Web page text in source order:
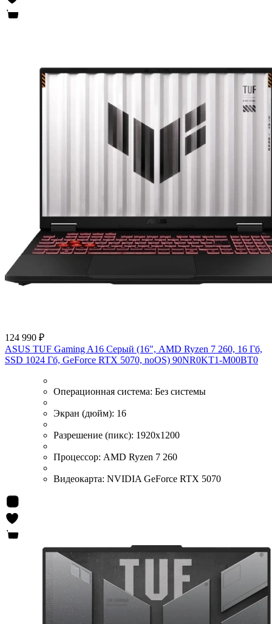
124 990 ₽
ASUS TUF Gaming A16 Серый (16", AMD Ryzen 7 260, 16 Гб,
SSD 1024 Гб, GeForce RTX 5070, noOS) 90NR0KT1-M00BT0
Операционная система: Без системы
Экран (дюйм): 16
Разрешение (пикс): 1920x1200
Процессор: AMD Ryzen 7 260
Видеокарта: NVIDIA GeForce RTX 5070